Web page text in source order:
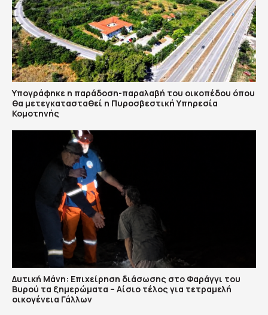
Υπογράφηκε η παράδοση-παραλαβή του οικοπέδου όπου
θα μετεγκατασταθεί η Πυροσβεστική Υπηρεσία
Κομοτηνής
Δυτική Μάνη: Επιχείρηση διάσωσης στο Φαράγγι του
Βυρού τα ξημερώματα – Αίσιο τέλος για τετραμελή
οικογένεια Γάλλων